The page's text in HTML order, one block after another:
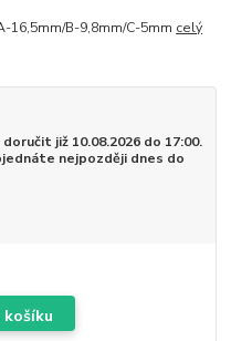
16,5mm/B-9,8mm/C-5mm celý
již 10.08.2026 do 17:00.
nejpozději dnes do